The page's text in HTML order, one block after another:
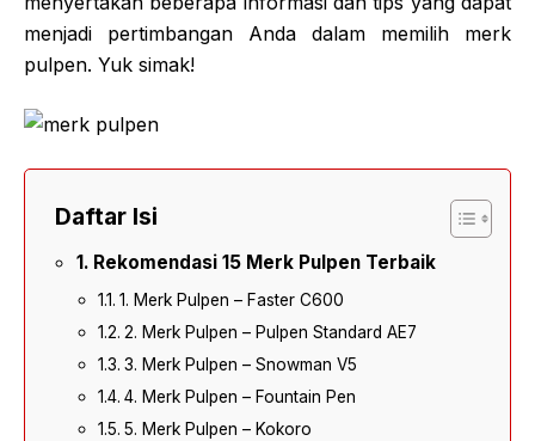
menjadi pertimbangan Anda dalam memilih merk
pulpen. Yuk simak!
Daftar Isi
Rekomendasi 15 Merk Pulpen Terbaik
1. Merk Pulpen – Faster C600
2. Merk Pulpen – Pulpen Standard AE7
3. Merk Pulpen – Snowman V5
4. Merk Pulpen – Fountain Pen
5. Merk Pulpen – Kokoro